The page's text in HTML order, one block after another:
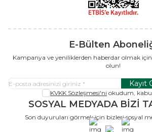
E-Bülten
Kampanya ve yeniliklerden haberdar olmak
olun!
Kayıt
KVKK Sözleşmesi'ni okudum,
SOSYAL MEDYADA BİZİ
Son duyuruları görmek için bizleri sosyal